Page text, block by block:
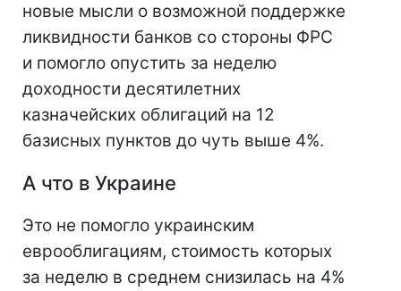
новые мысли о возможной поддержке
ликвидности банков со стороны ФРС
и помогло опустить за неделю
доходности десятилетних
казначейских облигаций на 12
базисных пунктов до чуть выше 4%.
А что в Украине
Это не помогло украинским
еврооблигациям, стоимость которых
за неделю в среднем снизилась на 4%